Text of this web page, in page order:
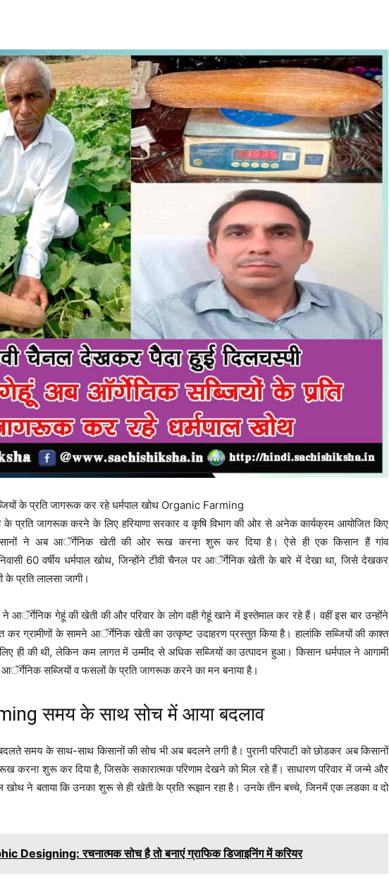
के प्रति जागरूक कर रहे धर्मपाल खोथ Organic Farming
प्रति जागरूक करने के लिए हरियाणा सरकार व कृषि विभाग की ओर से अनेक कार्यक्रम आयोजित किए
ने अब आॅर्गेनिक खेती की ओर रूख करना शुरू कर दिया है। ऐसे ही एक किसान हैं गांव
निवासी 60 वर्षीय धर्मपाल खोथ, जिन्होंने टीवी चैनल पर आॅर्गेनिक खेती के बारे में देखा था, जिसे देखकर
लालसा जागी।
ने आॅर्गेनिक गेहूं की खेती की और परिवार के लोग वही गेहूं खाने में इस्तेमाल कर रहे हैं। वहीं इस बार उन्होंने
ग्रामीणों के सामने आॅर्गेनिक खेती का उत्कृष्ट उदाहरण प्रस्तुत किया है। हालांकि सब्जियों की काश्त
ही की थी, लेकिन कम लागत में उम्मीद से अधिक सब्जियों का उत्पादन हुआ। किसान धर्मपाल ने आगामी
आॅर्गेनिक सब्जियों व फसलों के प्रति जागरूक करने का मन बनाया है।
समय के साथ सोच में आया बदलाव
समय के साथ-साथ किसानों की सोच भी अब बदलने लगी है। पुरानी परिपाटी को छोडकर अब किसानों
शुरू कर दिया है, जिसके सकारात्मक परिणाम देखने को मिल रहे हैं। साधारण परिवार में जन्मे और
खोथ ने बताया कि उनका शुरू से ही खेती के प्रति रूझान रहा है। उनके तीन बच्चे, जिनमें एक लडका व दो
Designing: रचनात्मक सोच है तो बनाएं ग्राफिक डिजाइनिंग में करियर